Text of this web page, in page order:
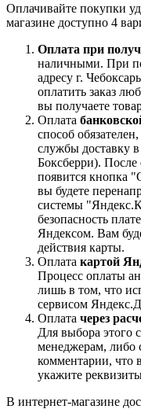
Оплачивайте покупки
магазине доступно 4
Оплата при
наличными. При
адресу г.
оплатить заказ
вы получаете
Оплата
способ
службы доставку
Боксберри). После
появится кнопка
вы будете
системы
безопасность
Яндексом. Вам
действия карты.
Оплата картой
Процесс оплаты
лишь в том, что
сервисом
Оплата через
Для выбора этого
менеджерам, либо
комментарии, что
укажите
В интернет-магазине